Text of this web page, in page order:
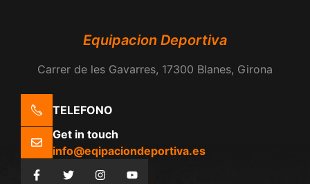
Equipacion Deportiva
Carrer de les Gavarres, 17300 Blanes, Girona
TELEFONO
Get in touch
info@eqipaciondeportiva.es